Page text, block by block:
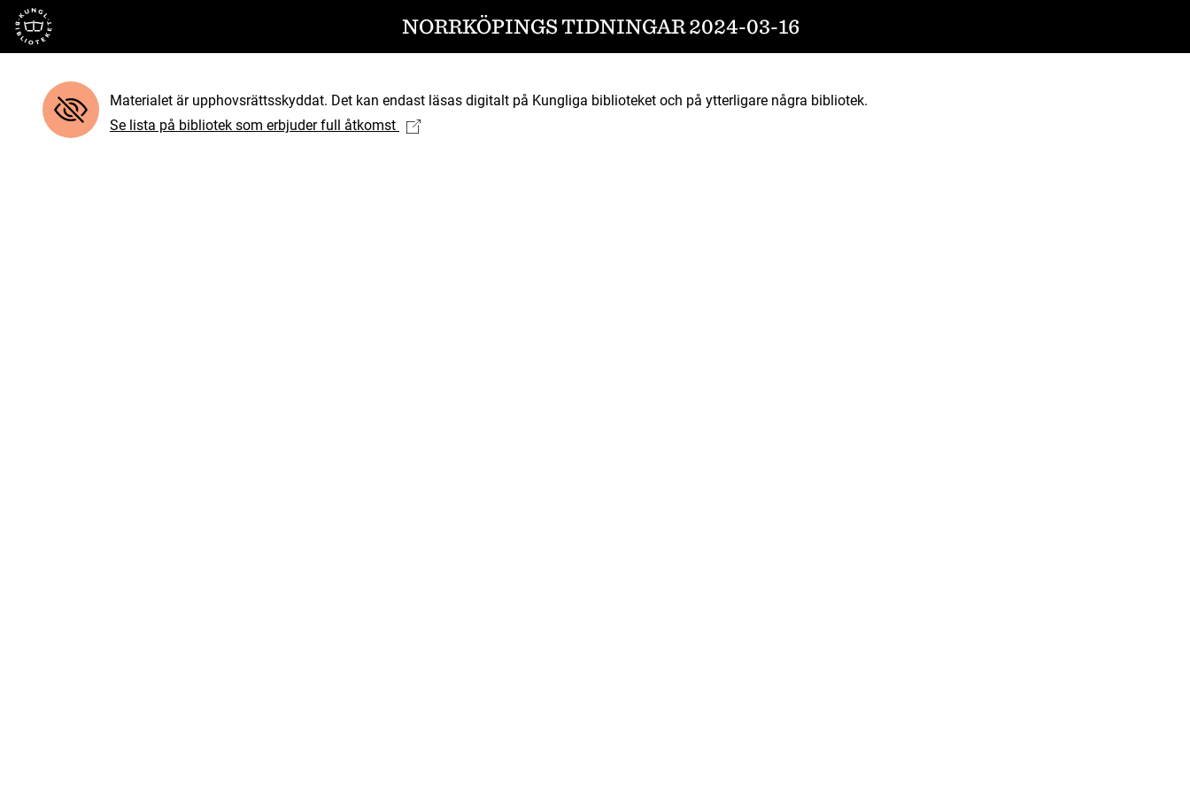
Till startsidan NORRKÖPINGS TIDNINGAR 2024-03-16
Materialet är upphovsrättsskyddat. Det kan endast läsas digitalt på Kungliga biblioteket och på ytterligare några bibliotek.
Se lista på bibliotek som erbjuder full åtkomst